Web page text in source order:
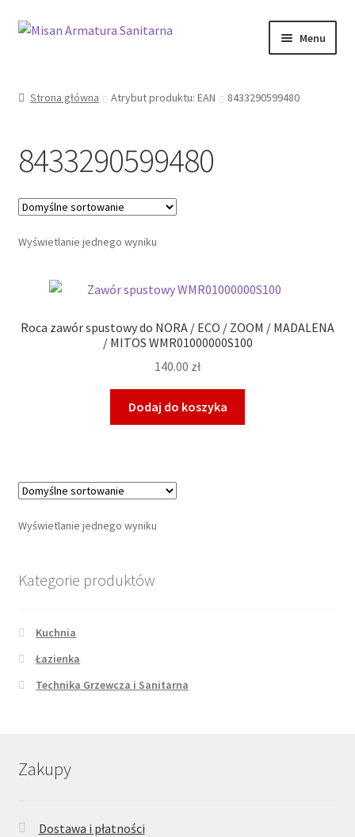
Przejdź
Przejdź
Menu
Kontakt
Informacje prawne
Strona główna Atrybut produktu: EAN 8433290599480
8433290599480
Wyświetlanie jednego wyniku
Roca zawór spustowy do NORA / ECO / ZOOM / MADALENA
/ MITOS WMR01000000S100
140.00 zł
Dodaj do koszyka
Wyświetlanie jednego wyniku
Kategorie produktów
Kuchnia
Łazienka
Technika Grzewcza i Sanitarna
Zakupy
Dostawa i płatności